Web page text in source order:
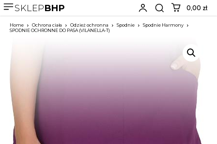
SKLEPBHP 0,00 zł
Home Ochrona ciała Odzież ochronna Spodnie
Spodnie Harmony
SPODNIE OCHRONNE DO PASA (VILANELLA-T)